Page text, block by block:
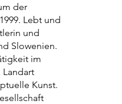
der
Lebt und
und
Slowenien.
im
Landart
Kunst.